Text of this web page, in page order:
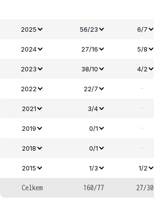
2025 56/23 6/7
2024 27/16 5/8
2023 38/10 4/2
2022 22/7 -
2021 3/4 -
2019 0/1 -
2018 0/1 -
2015 1/3 1/2
Celkem 160/77 27/30